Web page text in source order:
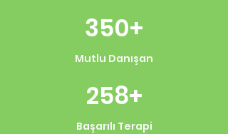
350+
Mutlu Danışan
258+
Başarılı Terapi